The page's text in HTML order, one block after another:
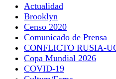
Actualidad
Brooklyn
Censo 2020
Comunicado de Prensa
CONFLICTO RUSIA-
Copa Mundial 2026
COVID-19